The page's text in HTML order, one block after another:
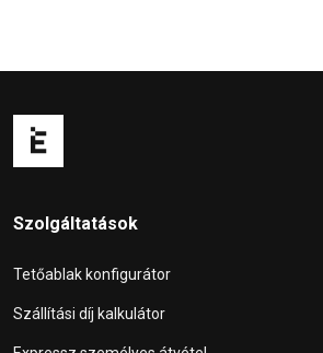
Szolgáltatások
Tetőablak konfigurátor
Szállítási díj kalkulátor